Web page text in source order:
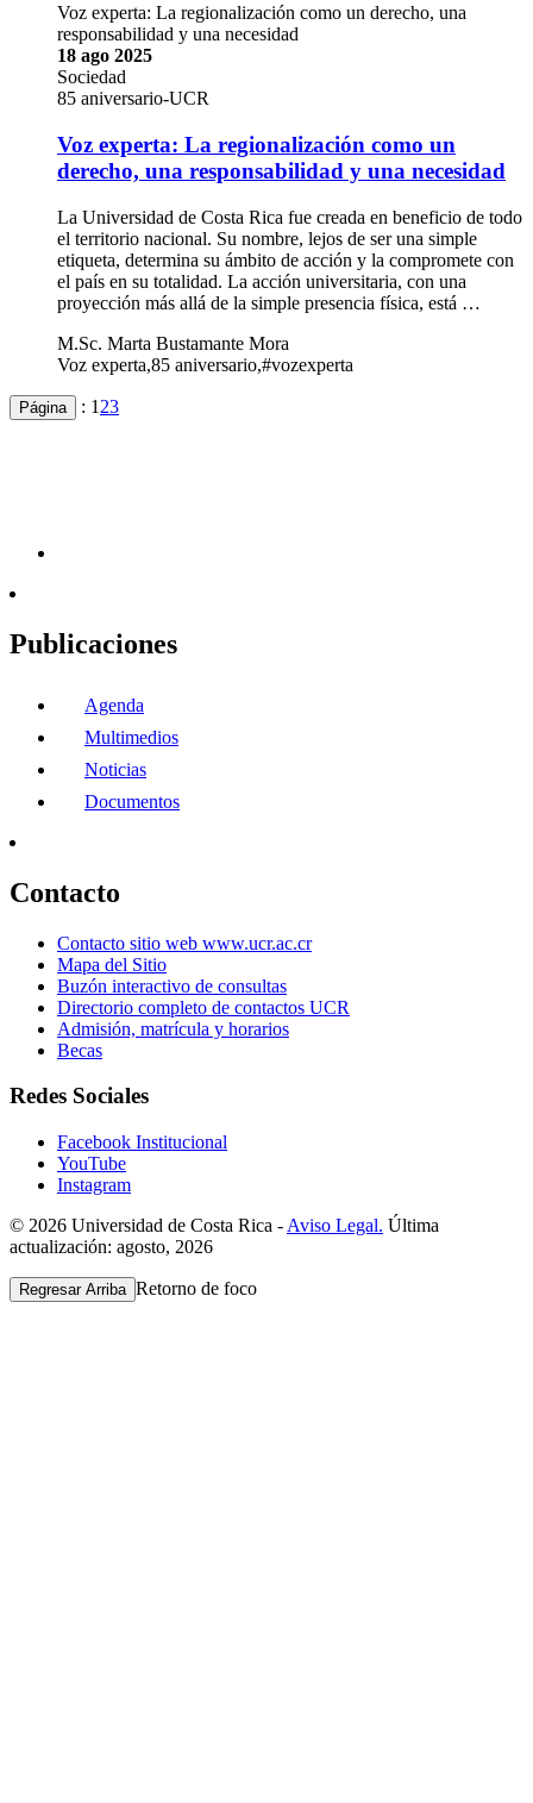
Voz experta: La regionalización como un derecho, una
responsabilidad y una necesidad
18 ago 2025
Sociedad
85 aniversario-UCR
Voz experta: La regionalización como un
derecho, una responsabilidad y una necesidad
La Universidad de Costa Rica fue creada en beneficio de todo
el territorio nacional. Su nombre, lejos de ser una simple
etiqueta, determina su ámbito de acción y la compromete con
el país en su totalidad. La acción universitaria, con una
proyección más allá de la simple presencia física, está …
M.Sc. Marta Bustamante Mora
Voz experta,85 aniversario,#vozexperta
Página : 1 23
Publicaciones
Agenda
Multimedios
Noticias
Documentos
Contacto
Contacto sitio web www.ucr.ac.cr
Mapa del Sitio
Buzón interactivo de consultas
Directorio completo de contactos UCR
Admisión, matrícula y horarios
Becas
Redes Sociales
Facebook Institucional
YouTube
Instagram
© 2026 Universidad de Costa Rica - Aviso Legal. Última
actualización: agosto, 2026
Regresar Arriba Retorno de foco